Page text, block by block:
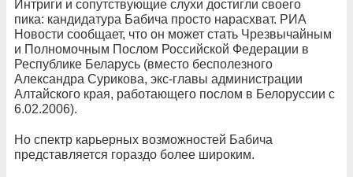
Интриги и сопутствующие слухи достигли своего
пика: кандидатура Бабича просто нарасхват. РИА
Новости сообщает, что он может стать Чрезвычайным
и Полномочным Послом Российской Федерации в
Республике Беларусь (вместо бесполезного
Александра Сурикова, экс-главы администрации
Алтайского края, работающего послом в Белоруссии с
6.02.2006).
Но спектр карьерных возможностей Бабича
представляется гораздо более широким.